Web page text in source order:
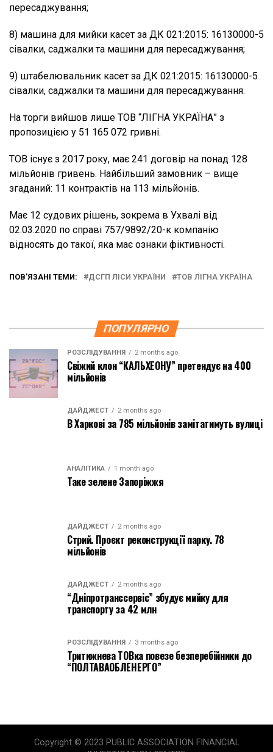
пересаджування;
8) машина для мийки касет за ДК 021:2015: 16130000-5
сівалки, саджалки та машини для пересаджування;
9) штабелювальник касет за ДК 021:2015: 16130000-5
сівалки, саджалки та машини для пересаджування.
На торги вийшов лише ТОВ “ЛІГНА УКРАЇНА” з
пропозицією у 51 165 072 гривні.
ТОВ існує з 2017 року, має 241 договір на понад 128
мільйонів гривень. Найбільший замовник – вище
згаданий: 11 контрактів на 113 мільйонів.
Має 12 судових рішень, зокрема в Ухвалі від
02.03.2020 по справі 757/9892/20-к компанію
відносять до такої, яка має ознаки фіктивності.
ПОВ’ЯЗАНІ ТЕМИ: ДСГП ЛІСИ УКРАЇНИ ТОВ ЛІГНА УКРАЇНА
ПОПУЛЯРНО
РОЗСЛІДУВАННЯ 2 months ago
Свіжий клон “КАЛЬХЕОНУ” претендує на 400
мільйонів
ДАЙДЖЕСТ 2 months ago
В Харкові за 785 мільйонів замітатимуть вулиці
АНАЛІТИКА 1 month ago
Таке зелене Запоріжжя
ДАЙДЖЕСТ 2 months ago
Стрий. Проєкт реконструкції парку. 78
мільйонів
ДАЙДЖЕСТ 2 months ago
“Дніпротранссервіс” збудує мийку для
транспорту за 42 млн
РОЗСЛІДУВАННЯ 3 months ago
Тритижнева ТОВка повезе безперебійники до
“ПОЛТАВАОБЛЕНЕРГО”
Copyright © 2023 PUBLIC ASSOCIATION FINANCIAL